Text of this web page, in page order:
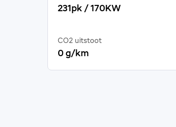
231pk / 170KW
CO2 uitstoot
0 g/km